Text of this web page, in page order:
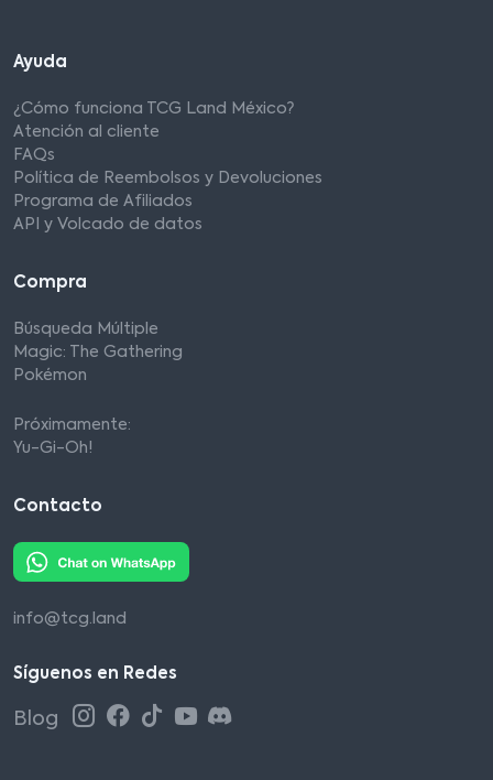
Ayuda
¿Cómo funciona TCG Land México?
Atención al cliente
FAQs
Política de Reembolsos y Devoluciones
Programa de Afiliados
API y Volcado de datos
Compra
Búsqueda Múltiple
Magic: The Gathering
Pokémon
Próximamente:
Yu-Gi-Oh!
Contacto
info@tcg.land
Síguenos en Redes
Blog